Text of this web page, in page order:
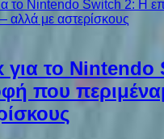
για το
που